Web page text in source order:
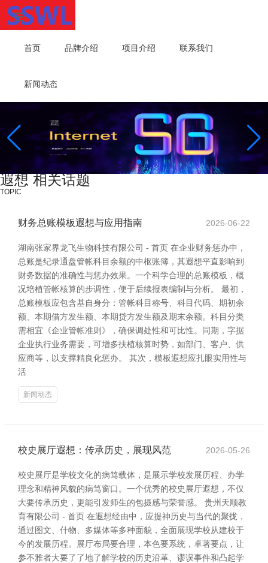
首页 品牌介绍 项目介绍 联系我们
新闻动态
遐想 相关话题
TOPIC
财务总账模板遐想与应用指南 2026-06-22
湖南张家界龙飞生物科技有限公司 - 首页 在企业财务惩办中，
总账是纪录通盘管帐科目余额的中枢账簿，其遐想平直影响到
财务数据的准确性与惩办效果。一个科学合理的总账模板，概
况培植管帐核算的步调性，便于后续报表编制与分析。 最初，
总账模板应包含基自身分：管帐科目称号、科目代码、期初余
额、本期借方发生额、本期贷方发生额及期末余额。科目分类
需相宜《企业管帐准则》，确保调处性和可比性。同期，字据
企业执行业务需要，可增多扶植核算时势，如部门、客户、供
应商等，以支撑精良化惩办。 其次，模板遐想应扎眼实用性与
活
新闻动态
校史展厅遐想：传承历史，展现风范 2026-05-26
校史展厅是学校文化的病笃载体，是展示学校发展历程、办学
理念和精神风貌的病笃窗口。一个优秀的校史展厅遐想，不仅
大要传承历史，更能引发师生的包摄感与荣誉感。 贵州天顺教
育有限公司 - 首页 在遐想经由中，应提神历史与当代的聚拢，
通过图文、什物、多媒体等多种面貌，全面展现学校从建校于
今的发展历程。展厅布局要合理，本色要系统，卓著要点，让
参不雅者大要了了地了解学校的历史沿革、谬误事件和凸起学